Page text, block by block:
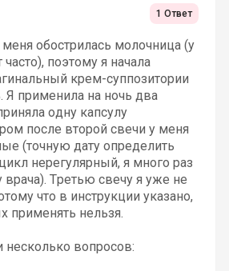
1 Ответ
обострилась молочница (у
поэтому я начала
крем-суппозитории
Я применила на ночь два
одну капсулу
после второй свечи у меня
(точную дату определить
нерегулярный, я много раз
врача). Третью свечу я уже не
что в инструкции указано,
применять нельзя.
вопросов: